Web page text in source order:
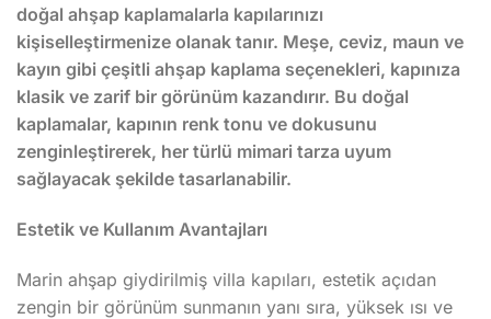
doğal ahşap kaplamalarla kapılarınızı
kişiselleştirmenize olanak tanır. Meşe, ceviz, maun ve
kayın gibi çeşitli ahşap kaplama seçenekleri, kapınıza
klasik ve zarif bir görünüm kazandırır. Bu doğal
kaplamalar, kapının renk tonu ve dokusunu
zenginleştirerek, her türlü mimari tarza uyum
sağlayacak şekilde tasarlanabilir.
Estetik ve Kullanım Avantajları
Marin ahşap giydirilmiş villa kapıları, estetik açıdan
zengin bir görünüm sunmanın yanı sıra, yüksek ısı ve